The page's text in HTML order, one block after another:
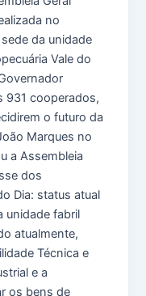
no
da unidade
Vale do
931 cooperados,
o futuro da
Marques no
a Assembleia
dos
Dia: status atual
unidade fabril
atualmente,
Técnica e
e a
os bens de